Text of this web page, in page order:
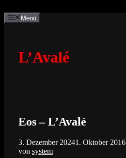
Inhalt
springen
Menü
L’Avalé
Eos – L’Avalé
3. Dezember 20241. Oktober 2016
von system